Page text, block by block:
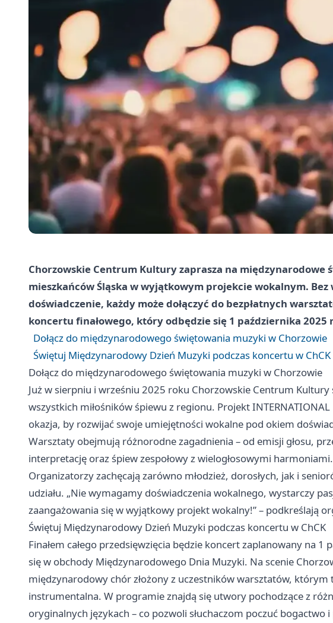
Chorzowskie Centrum Kultury zaprasza na międzynarodowe
mieszkańców Śląska w wyjątkowym projekcie wokalnym. Bez
doświadczenie, każdy może dołączyć do bezpłatnych
koncertu finałowego, który odbędzie się 1 października 2025
Dołącz do międzynarodowego świętowania muzyki w Chorzowie
Świętuj Międzynarodowy Dzień Muzyki podczas koncertu w ChCK
Dołącz do międzynarodowego świętowania muzyki w Chorzowie
Już w sierpniu i wrześniu 2025 roku Chorzowskie Centrum
wszystkich miłośników śpiewu z regionu. Projekt
okazja, by rozwijać swoje umiejętności wokalne pod okiem
Warsztaty obejmują różnorodne zagadnienia – od emisji głosu,
interpretację oraz śpiew zespołowy z wielogłosowymi harmoniami.
Organizatorzy zachęcają zarówno młodzież, dorosłych, jak i
udziału. „Nie wymagamy doświadczenia wokalnego, wystarczy
zaangażowania się w wyjątkowy projekt wokalny!” – podkreślają
Świętuj Międzynarodowy Dzień Muzyki podczas koncertu w ChCK
Finałem całego przedsięwzięcia będzie koncert zaplanowany na
się w obchody Międzynarodowego Dnia Muzyki. Na scenie
międzynarodowy chór złożony z uczestników warsztatów, którym
instrumentalna. W programie znajdą się utwory pochodzące z
oryginalnych językach – co pozwoli słuchaczom poczuć